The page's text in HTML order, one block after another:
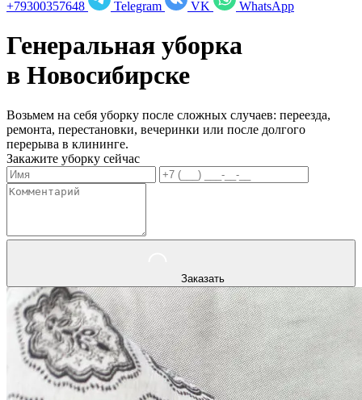
+79300357648 Telegram VK WhatsApp
Генеральная уборка
в Новосибирске
Возьмем на себя уборку после сложных случаев: переезда,
ремонта, перестановки, вечеринки или после долгого
перерыва в клининге.
Закажите уборку сейчас
Заказать